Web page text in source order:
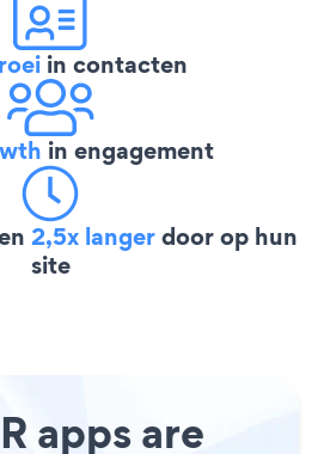
in contacten
in engagement
2,5x langerdoor op hun
site
apps are